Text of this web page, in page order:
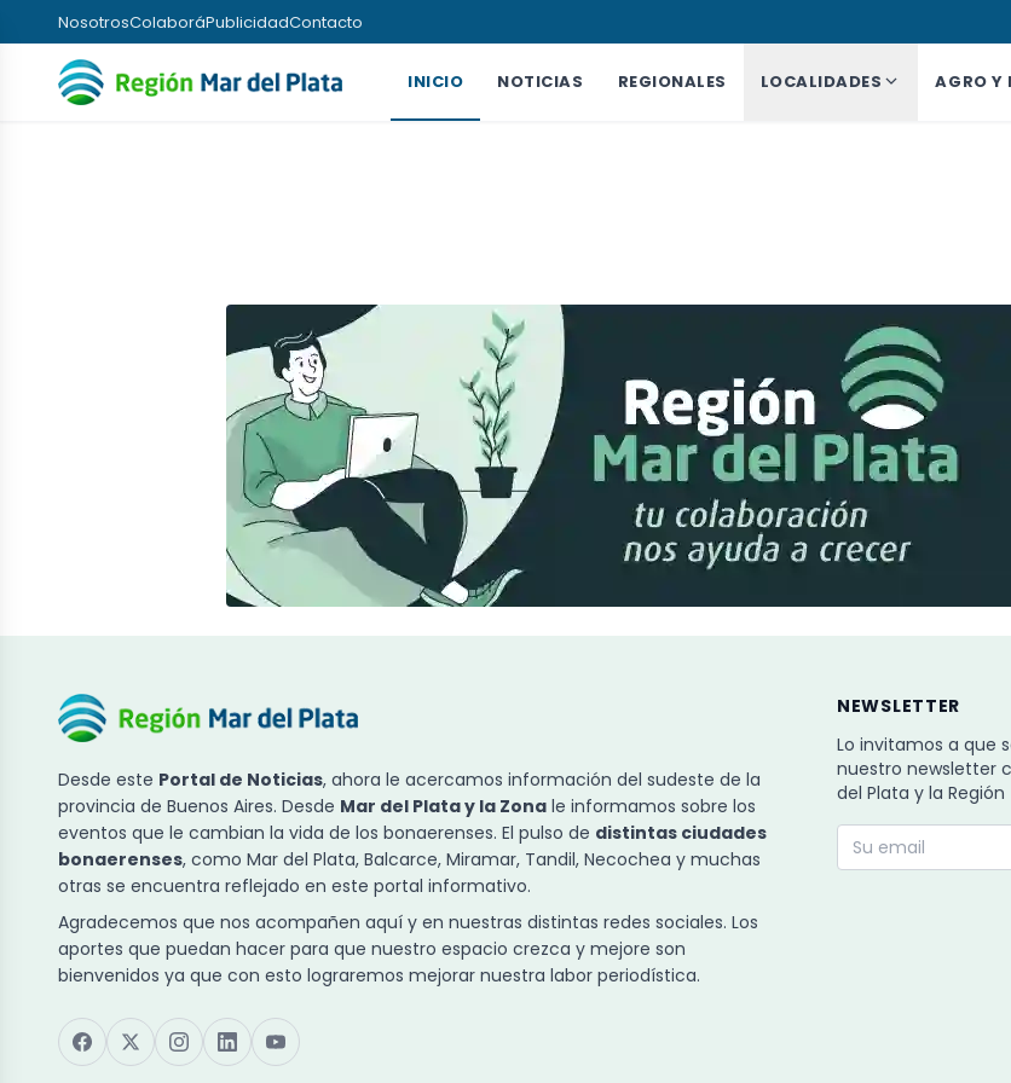
NosotrosColaboráPublicidadContacto
INICIO NOTICIAS REGIONALES LOCALIDADES AGRO Y
Desde este Portal de Noticias, ahora le acercamos información del sudeste de la
provincia de Buenos Aires. Desde Mar del Plata y la Zona le informamos sobre los
eventos que le cambian la vida de los bonaerenses. El pulso de distintas ciudades
bonaerenses, como Mar del Plata, Balcarce, Miramar, Tandil, Necochea y muchas
otras se encuentra reflejado en este portal informativo.
Agradecemos que nos acompañen aquí y en nuestras distintas redes sociales. Los
aportes que puedan hacer para que nuestro espacio crezca y mejore son
bienvenidos ya que con esto lograremos mejorar nuestra labor periodística.
NEWSLETTER
Lo invitamos a que
nuestro newsletter
del Plata y la Región